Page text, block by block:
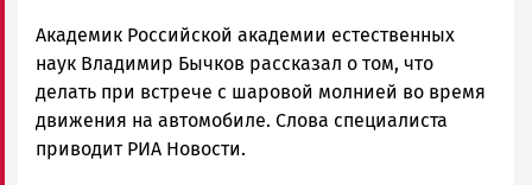
Академик Российской академии естественных
наук Владимир Бычков рассказал о том, что
делать при встрече с шаровой молнией во время
движения на автомобиле. Слова специалиста
приводит РИА Новости.